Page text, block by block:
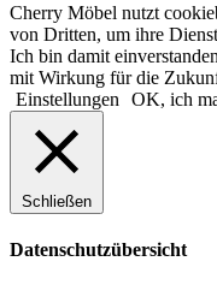
Cherry Möbel nutzt
von Dritten, um ihre
Ich bin damit
mit Wirkung für die
Einstellungen
OK, ich
Schließen
Datenschutzübersicht